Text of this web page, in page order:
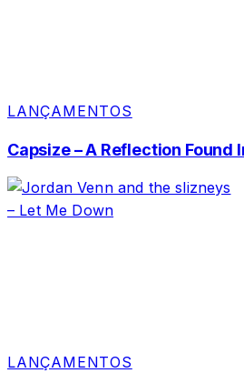
LANÇAMENTOS
Capsize – A Reflection Found
LANÇAMENTOS